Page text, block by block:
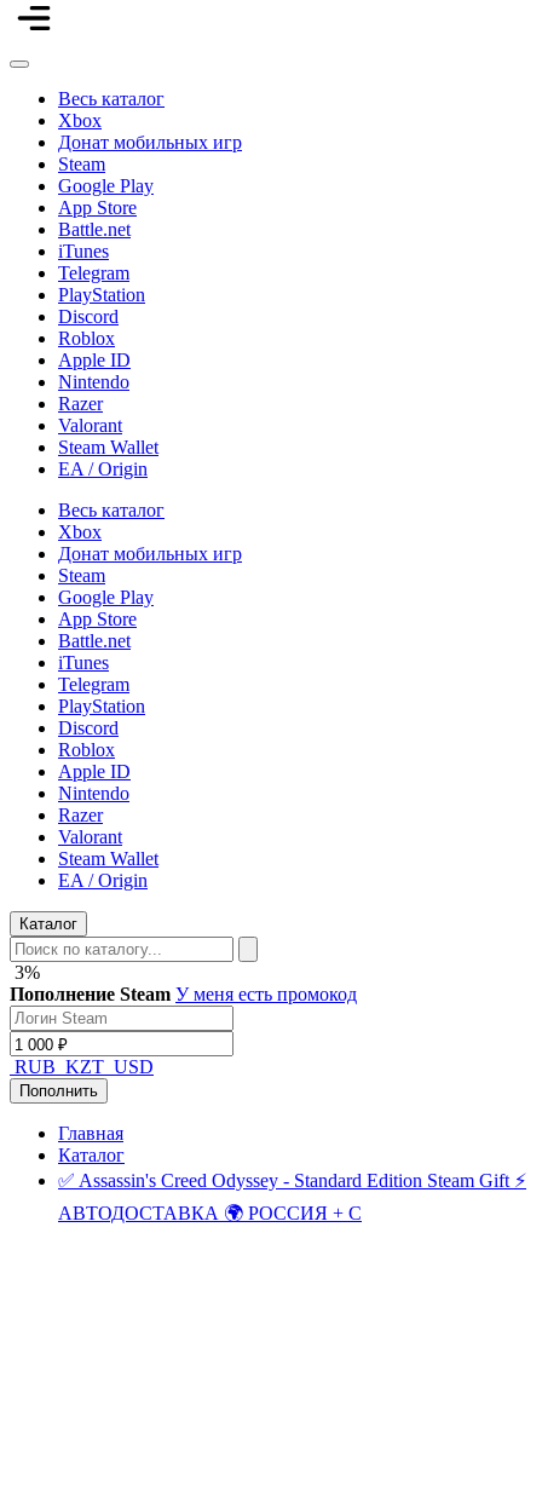
Весь каталог
Xbox
Донат мобильных игр
Steam
Google Play
App Store
Battle.net
iTunes
Telegram
PlayStation
Discord
Roblox
Apple ID
Nintendo
Razer
Valorant
Steam Wallet
EA / Origin
Весь каталог
Xbox
Донат мобильных игр
Steam
Google Play
App Store
Battle.net
iTunes
Telegram
PlayStation
Discord
Roblox
Apple ID
Nintendo
Razer
Valorant
Steam Wallet
EA / Origin
Каталог
3%
Пополнение Steam У меня есть промокод
RUB KZT USD
Пополнить
Главная
Каталог
✅ Assassin's Creed Odyssey - Standard Edition Steam Gift ⚡
АВТОДОСТАВКА 🌍 РОССИЯ + С